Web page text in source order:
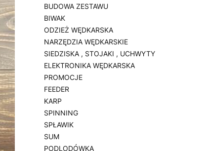
BUDOWA ZESTAWU
BIWAK
ODZIEŻ WĘDKARSKA
NARZĘDZIA WĘDKARSKIE
SIEDZISKA , STOJAKI , UCHWYTY
ELEKTRONIKA WĘDKARSKA
PROMOCJE
FEEDER
KARP
SPINNING
SPŁAWIK
SUM
PODLODÓWKA